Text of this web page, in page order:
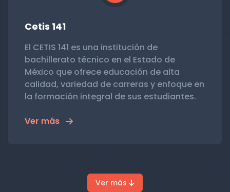
Cetis 141
El CETIS 141 es una institución de
bachillerato técnico en el Estado de
México que ofrece educación de alta
calidad, variedad de carreras y enfoque en
la formación integral de sus estudiantes.
Ver más
Ver más